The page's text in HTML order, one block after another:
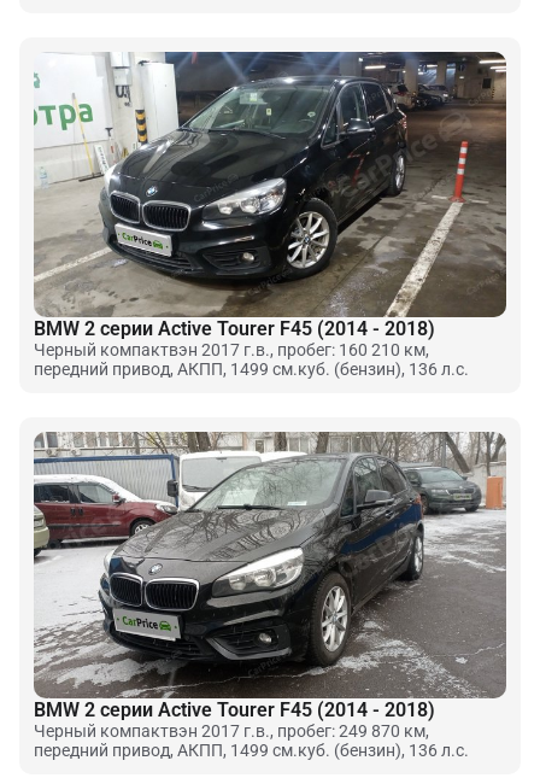
BMW 2 серии Active Tourer F45 (2014 - 2018)
Черный компактвэн 2017 г.в., пробег: 160 210 км,
передний привод, АКПП, 1499 см.куб. (бензин), 136 л.с.
BMW 2 серии Active Tourer F45 (2014 - 2018)
Черный компактвэн 2017 г.в., пробег: 249 870 км,
передний привод, АКПП, 1499 см.куб. (бензин), 136 л.с.